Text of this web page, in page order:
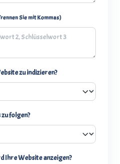
Sie mit Kommas)
zu indizieren?
folgen?
Ihre Website anzeigen?